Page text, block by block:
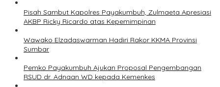
Pisah Sambut Kapolres Payakumbuh, Zulmaeta Apresiasi
AKBP Ricky Ricardo atas Kepemimpinan
Wawako Elzadaswarman Hadiri Rakor KKMA Provinsi
Sumbar
Pemko Payakumbuh Ajukan Proposal Pengembangan
RSUD dr. Adnaan WD kepada Kemenkes